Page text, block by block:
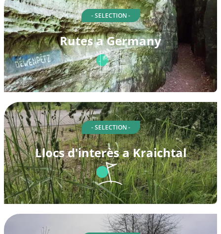
- SELECTION -
Rutes a Germany
- SELECTION -
Llocs d'interès a Kraichtal